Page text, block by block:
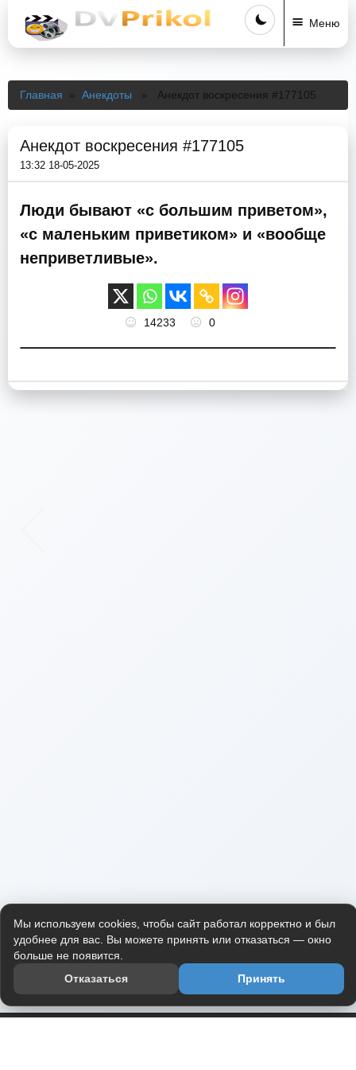
Меню
Главная » Анекдоты » Анекдот воскресения #177105
Анекдот воскресения #177105
13:32 18-05-2025
Люди бывают «с большим приветом»,
«с маленьким приветиком» и «вообще
неприветливые».
14233 0
Мы используем cookies, чтобы сайт работал корректно и был
удобнее для вас. Вы можете принять или отказаться — окно
больше не появится.
Отказаться
Принять